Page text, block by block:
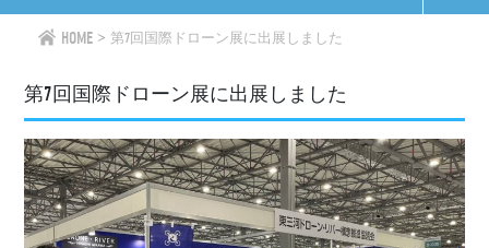
HOME 第7回国際ドローン展に出展しました
第7回国際ドローン展に出展しました